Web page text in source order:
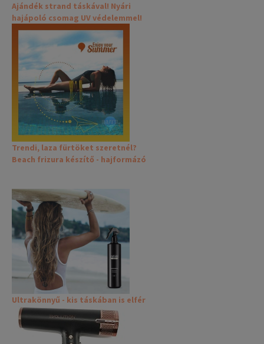
Ajándék strand táskával! Nyári
hajápoló csomag UV védelemmel!
Trendi, laza fürtöket szeretnél?
Beach frizura készítő - hajformázó
Ultrakönnyű - kis táskában is elfér